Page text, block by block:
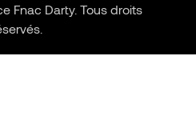
Fnac Darty. Tous droits